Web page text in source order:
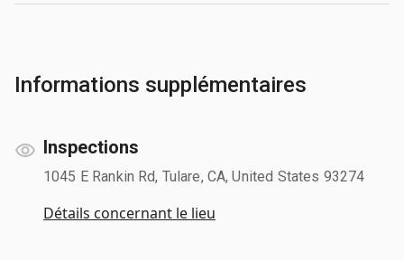
Informations supplémentaires
Inspections
1045 E Rankin Rd, Tulare, CA, United States 93274
Détails concernant le lieu